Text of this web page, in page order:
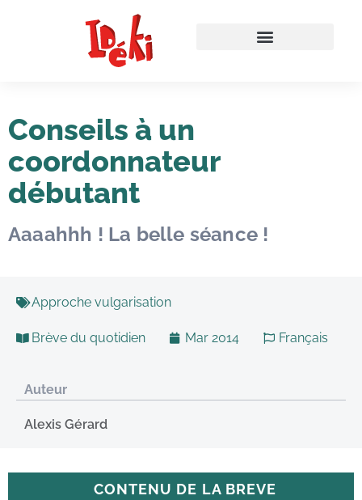
Conseils à un
coordonnateur
débutant
Aaaahhh ! La belle séance !
Approche vulgarisation
Brève du quotidien Mar 2014 Français
Auteur
Alexis Gérard
CONTENU DE LA BREVE